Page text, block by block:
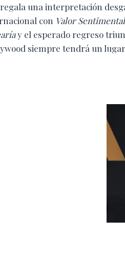
una interpretación
con Valor Sentimental
y el esperado regreso
siempre tendrá un